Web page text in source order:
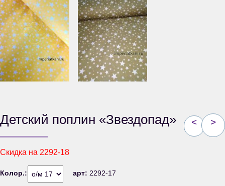
< >
Детский поплин «Звездопад»
Скидка на 2292-18
Колор.: арт: 2292-17